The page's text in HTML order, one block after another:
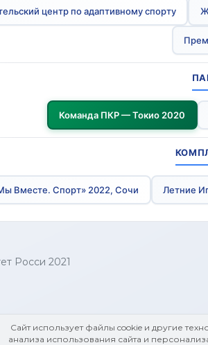
центр по адаптивному спорту
Команда ПКР — Токио 2020
Вместе. Спорт» 2022, Сочи Летние
Росси 2021
Сайт использует файлы cookie и другие
анализа использования сайта и